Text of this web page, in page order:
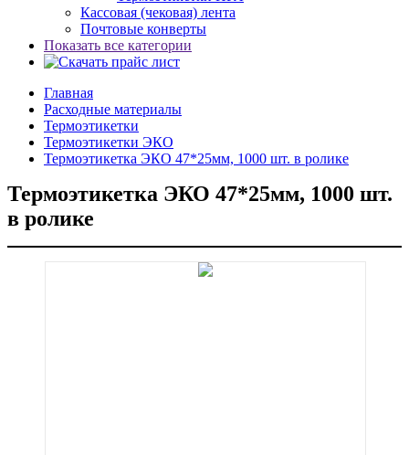
Кассовая (чековая) лента
Почтовые конверты
Показать все категории
Главная
Расходные материалы
Термоэтикетки
Термоэтикетки ЭКО
Термоэтикетка ЭКО 47*25мм, 1000 шт. в ролике
Термоэтикетка ЭКО 47*25мм, 1000 шт.
в ролике